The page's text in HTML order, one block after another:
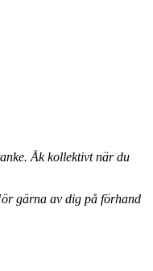
Åk kollektivt när du
gärna av dig på förhand